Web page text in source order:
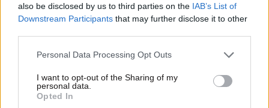
also be disclosed by us to third parties on the IAB’s List of
Downstream Participants that may further disclose it to other
Please note that this website/app uses one or more Google
not limited to your visit or usage behaviour. You may click to
grant or deny consent to Google and its third-party tags to
use your data for below specified purposes in below Google
Personal Data Processing Opt Outs
I want to opt-out of the Sharing of my
personal data.
Opted In